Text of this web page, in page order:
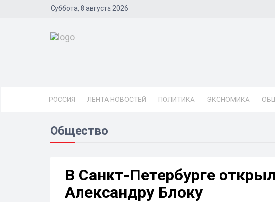
Суббота, 8 августа 2026
РОССИЯ ЛЕНТА НОВОСТЕЙ ПОЛИТИКА ЭКОНОМИКА
Общество
В Санкт-Петербурге
Александру Блоку